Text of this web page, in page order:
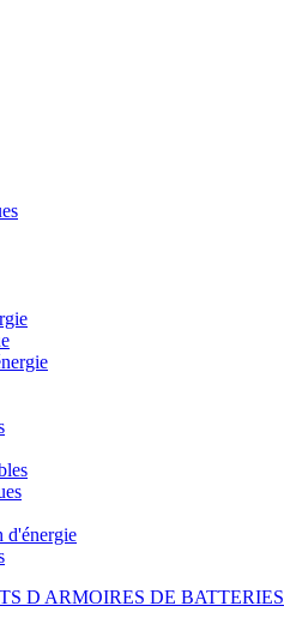
d'énergie
D ARMOIRES DE BATTERIES